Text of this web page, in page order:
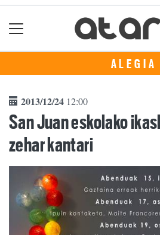
ALEGIA
2013/12/24 12:00
San Juan eskolako
zehar kantari